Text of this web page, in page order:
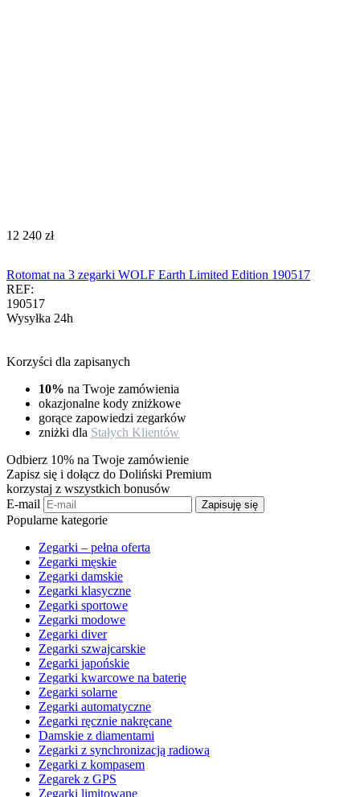
‍12 240‍ zł
Rotomat na 3 zegarki WOLF Earth Limited Edition 190517
REF:
190517
Wysyłka 24h
Korzyści dla zapisanych
10% na Twoje zamówienia
okazjonalne kody zniżkowe
gorące zapowiedzi zegarków
zniżki dla Stałych Klientów
Odbierz 10% na Twoje zamówienie
Zapisz się i dołącz do Doliński Premium
korzystaj z wszystkich bonusów
E-mail
Zapisuję się
Popularne kategorie
Zegarki – pełna oferta
Zegarki męskie
Zegarki damskie
Zegarki klasyczne
Zegarki sportowe
Zegarki modowe
Zegarki diver
Zegarki szwajcarskie
Zegarki japońskie
Zegarki kwarcowe na baterię
Zegarki solarne
Zegarki automatyczne
Zegarki ręcznie nakręcane
Damskie z diamentami
Zegarki z synchronizacją radiową
Zegarki z kompasem
Zegarek z GPS
Zegarki limitowane